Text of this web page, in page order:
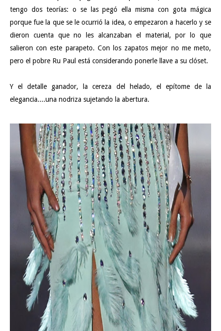
tengo dos teorías: o se las pegó ella misma con gota mágica
porque fue la que se le ocurrió la idea, o empezaron a hacerlo y se
dieron cuenta que no les alcanzaban el material, por lo que
salieron con este parapeto. Con los zapatos mejor no me meto,
pero el pobre Ru Paul está considerando ponerle llave a su clóset.
Y el detalle ganador, la cereza del helado, el epítome de la
elegancia....una nodriza sujetando la abertura.